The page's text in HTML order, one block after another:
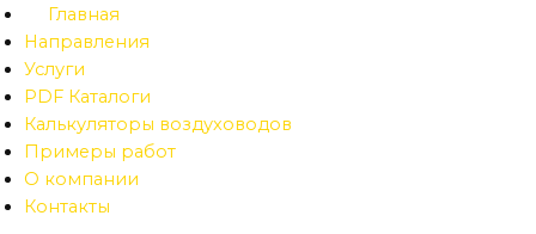
Главная
Направления
Услуги
PDF Каталоги
Калькуляторы воздуховодов
Примеры работ
О компании
Контакты